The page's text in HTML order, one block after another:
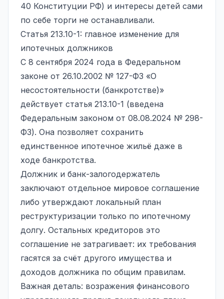
40 Конституции РФ) и интересы детей сами
по себе торги не останавливали.
Статья 213.10-1: главное изменение для
ипотечных должников
С 8 сентября 2024 года в Федеральном
законе от 26.10.2002 № 127-ФЗ «О
несостоятельности (банкротстве)»
действует статья 213.10-1 (введена
Федеральным законом от 08.08.2024 № 298-
ФЗ). Она позволяет сохранить
единственное ипотечное жильё даже в
ходе банкротства.
Должник и банк-залогодержатель
заключают отдельное мировое соглашение
либо утверждают локальный план
реструктуризации только по ипотечному
долгу. Остальных кредиторов это
соглашение не затрагивает: их требования
гасятся за счёт другого имущества и
доходов должника по общим правилам.
Важная деталь: возражения финансового